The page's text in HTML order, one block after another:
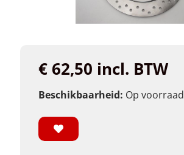
€ 62,50 incl. BTW
Beschikbaarheid: Op voorraad